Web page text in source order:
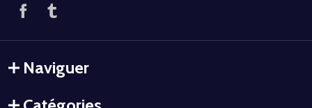
Naviguer